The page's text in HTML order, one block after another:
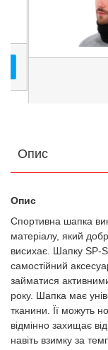
Опис
Опис
Спортивна шапка
матеріалу, який
висихає. Шапку SP-
самостійний
займатися
року. Шапка має
тканини. Її можуть
відмінно захищає
навіть взимку за